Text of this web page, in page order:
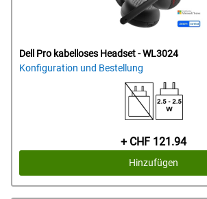
Dell Pro kabelloses Headset - WL3024
Konfiguration und Bestellung
Preis+ CHF 121.94
Hinzufügen